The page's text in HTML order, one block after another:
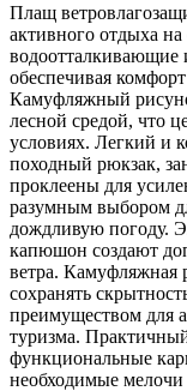
Плащ
активного отдыха
водоотталкивающие
обеспечивая
Камуфляжный
лесной средой, что
условиях. Легкий и
походный рюкзак,
проклеены для
разумным выбором
дождливую погоду.
капюшон создают
ветра. Камуфляжная
сохранять
преимуществом для
туризма.
функциональные
необходимые